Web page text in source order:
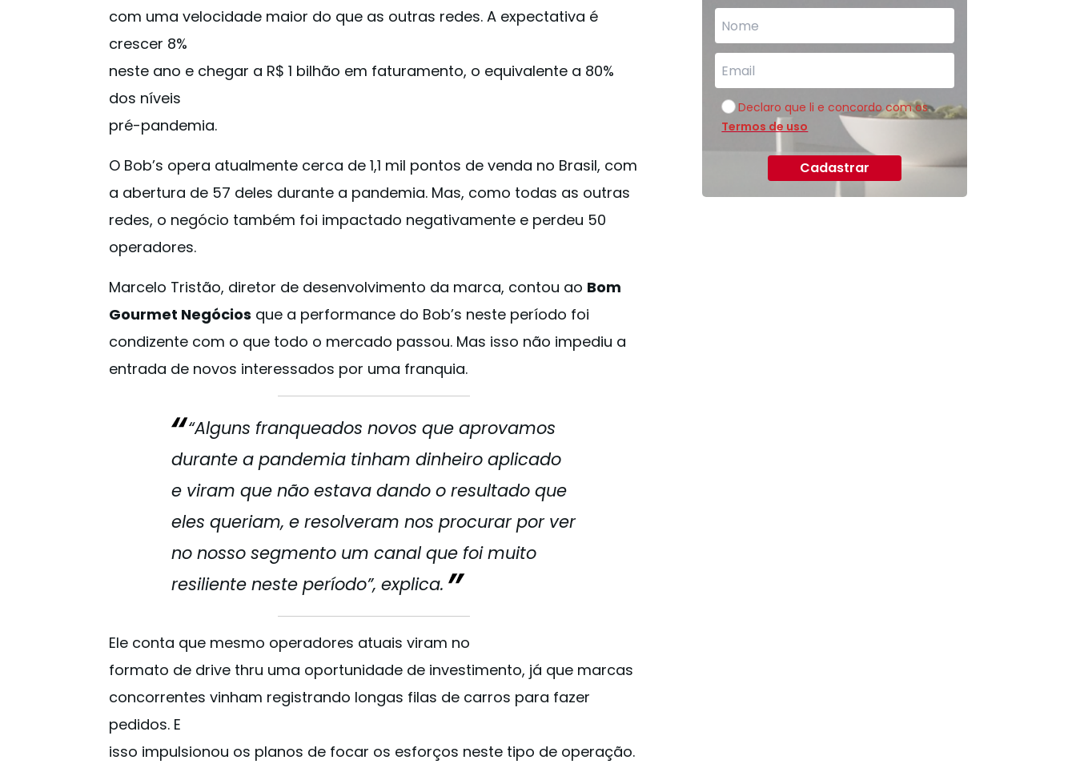
com uma velocidade maior do que as outras redes. A expectativa é
crescer 8%
neste ano e chegar a R$ 1 bilhão em faturamento, o equivalente a 80%
dos níveis
pré-pandemia.
O Bob’s opera atualmente cerca de 1,1 mil pontos de venda no Brasil, com
a abertura de 57 deles durante a pandemia. Mas, como todas as outras
redes, o negócio também foi impactado negativamente e perdeu 50
operadores.
Marcelo Tristão, diretor de desenvolvimento da marca, contou ao Bom
Gourmet Negócios que a performance do Bob’s neste período foi
condizente com o que todo o mercado passou. Mas isso não impediu a
entrada de novos interessados por uma franquia.
“Alguns franqueados novos que aprovamos
durante a pandemia tinham dinheiro aplicado
e viram que não estava dando o resultado que
eles queriam, e resolveram nos procurar por ver
no nosso segmento um canal que foi muito
resiliente neste período”, explica.
Ele conta que mesmo operadores atuais viram no
formato de drive thru uma oportunidade de investimento, já que marcas
concorrentes vinham registrando longas filas de carros para fazer
pedidos. E
isso impulsionou os planos de focar os esforços neste tipo de operação.
Declaro que li e concordo com os
Termos de uso
Cadastrar